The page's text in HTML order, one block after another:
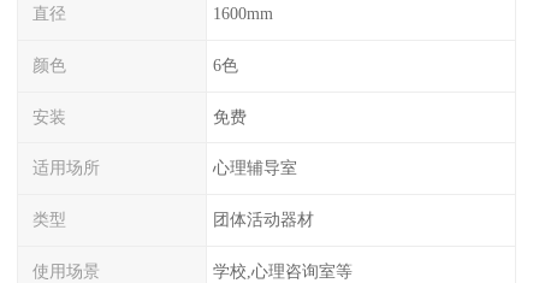
直径 1600mm
颜色 6色
安装 免费
适用场所 心理辅导室
类型 团体活动器材
使用场景 学校,心理咨询室等